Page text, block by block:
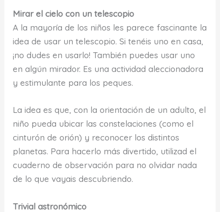
Mirar el cielo con un telescopio
A la mayoría de los niños les parece fascinante la
idea de usar un telescopio. Si tenéis uno en casa,
¡no dudes en usarlo! También puedes usar uno
en algún mirador. Es una actividad aleccionadora
y estimulante para los peques.
La idea es que, con la orientación de un adulto, el
niño pueda ubicar las constelaciones (como el
cinturón de orión) y reconocer los distintos
planetas. Para hacerlo más divertido, utilizad el
cuaderno de observación para no olvidar nada
de lo que vayais descubriendo.
Trivial astronómico